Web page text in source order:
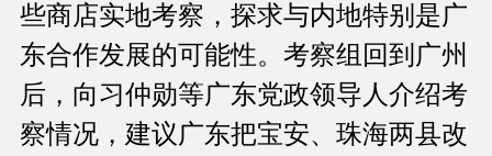
些商店实地考察，探求与内地特别是广
东合作发展的可能性。考察组回到广州
后，向习仲勋等广东党政领导人介绍考
察情况，建议广东把宝安、珠海两县改